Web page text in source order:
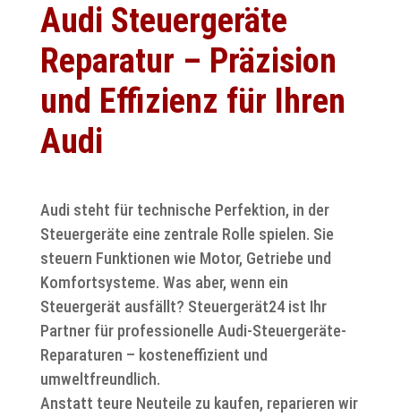
Audi Steuergeräte
Reparatur – Präzision
und Effizienz für Ihren
Audi
Audi steht für technische Perfektion, in der
Steuergeräte eine zentrale Rolle spielen. Sie
steuern Funktionen wie Motor, Getriebe und
Komfortsysteme. Was aber, wenn ein
Steuergerät ausfällt? Steuergerät24 ist Ihr
Partner für professionelle Audi-Steuergeräte-
Reparaturen – kosteneffizient und
umweltfreundlich.
Anstatt teure Neuteile zu kaufen, reparieren wir